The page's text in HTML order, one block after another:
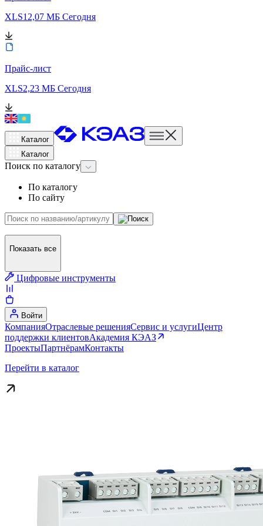
XLS12,07 МБ Сегодня
Прайс-лист
XLS2,23 МБ Сегодня
Каталог
Каталог
Поиск по каталогу
По каталогу
По сайту
Показать все
Цифровые инструменты
Войти
КомпанияОтраслевые решенияСервис и услугиЦентр
поддержки клиентовАкадемия КЭАЗ
ПроектыПартнёрамКонтакты
Перейти в каталог